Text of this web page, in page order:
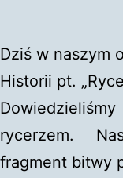
Dziś w naszym
Historii pt.
rycerzem.
fragment bitwy